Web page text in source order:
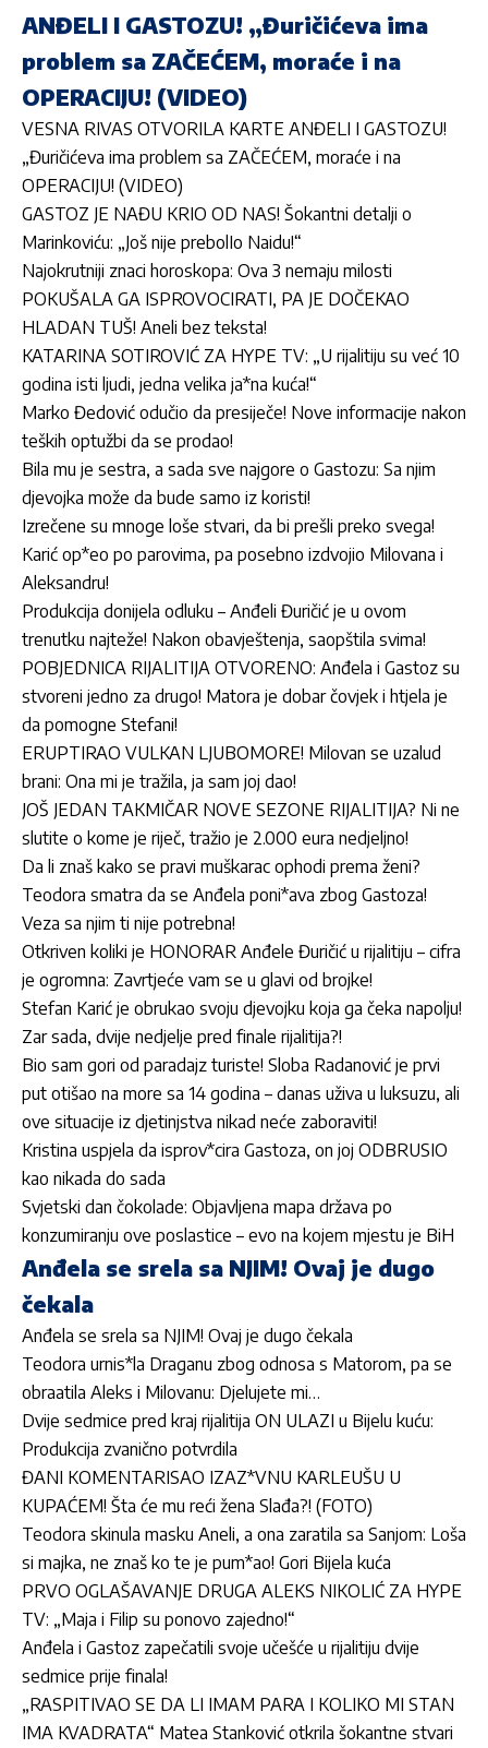
ANĐELI I GASTOZU! „Đuričićeva ima
problem sa ZAČEĆEM, moraće i na
OPERACIJU! (VIDEO)
VESNA RIVAS OTVORILA KARTE ANĐELI I GASTOZU!
„Đuričićeva ima problem sa ZAČEĆEM, moraće i na
OPERACIJU! (VIDEO)
GASTOZ JE NAĐU KRIO OD NAS! Šokantni detalji o
Marinkoviću: „Još nije prebolIo Naidu!“
Najokrutniji znaci horoskopa: Ova 3 nemaju milosti
POKUŠALA GA ISPROVOCIRATI, PA JE DOČEKAO
HLADAN TUŠ! Aneli bez teksta!
KATARINA SOTIROVIĆ ZA HYPE TV: „U rijalitiju su već 10
godina isti ljudi, jedna velika ja*na kuća!“
Marko Đedović odučio da presiječe! Nove informacije nakon
teških optužbi da se prodao!
Bila mu je sestra, a sada sve najgore o Gastozu: Sa njim
djevojka može da bude samo iz koristi!
Izrečene su mnoge loše stvari, da bi prešli preko svega!
Karić op*eo po parovima, pa posebno izdvojio Milovana i
Aleksandru!
Produkcija donijela odluku – Anđeli Đuričić je u ovom
trenutku najteže! Nakon obavještenja, saopštila svima!
POBJEDNICA RIJALITIJA OTVORENO: Anđela i Gastoz su
stvoreni jedno za drugo! Matora je dobar čovjek i htjela je
da pomogne Stefani!
ERUPTIRAO VULKAN LJUBOMORE! Milovan se uzalud
brani: Ona mi je tražila, ja sam joj dao!
JOŠ JEDAN TAKMIČAR NOVE SEZONE RIJALITIJA? Ni ne
slutite o kome je riječ, tražio je 2.000 eura nedjeljno!
Da li znaš kako se pravi muškarac ophodi prema ženi?
Teodora smatra da se Anđela poni*ava zbog Gastoza!
Veza sa njim ti nije potrebna!
Otkriven koliki je HONORAR Anđele Đuričić u rijalitiju – cifra
je ogromna: Zavrtjeće vam se u glavi od brojke!
Stefan Karić je obrukao svoju djevojku koja ga čeka napolju!
Zar sada, dvije nedjelje pred finale rijalitija?!
Bio sam gori od paradajz turiste! Sloba Radanović je prvi
put otišao na more sa 14 godina – danas uživa u luksuzu, ali
ove situacije iz djetinjstva nikad neće zaboraviti!
Kristina uspjela da isprov*cira Gastoza, on joj ODBRUSIO
kao nikada do sada
Svjetski dan čokolade: Objavljena mapa država po
konzumiranju ove poslastice – evo na kojem mjestu je BiH
Anđela se srela sa NJIM! Ovaj je dugo
čekala
Anđela se srela sa NJIM! Ovaj je dugo čekala
Teodora urnis*la Draganu zbog odnosa s Matorom, pa se
obraatila Aleks i Milovanu: Djelujete mi…
Dvije sedmice pred kraj rijalitija ON ULAZI u Bijelu kuću:
Produkcija zvanično potvrdila
ĐANI KOMENTARISAO IZAZ*VNU KARLEUŠU U
KUPAĆEM! Šta će mu reći žena Slađa?! (FOTO)
Teodora skinula masku Aneli, a ona zaratila sa Sanjom: Loša
si majka, ne znaš ko te je pum*ao! Gori Bijela kuća
PRVO OGLAŠAVANJE DRUGA ALEKS NIKOLIĆ ZA HYPE
TV: „Maja i Filip su ponovo zajedno!“
Anđela i Gastoz zapečatili svoje učešće u rijalitiju dvije
sedmice prije finala!
„RASPITIVAO SE DA LI IMAM PARA I KOLIKO MI STAN
IMA KVADRATA“ Matea Stanković otkrila šokantne stvari